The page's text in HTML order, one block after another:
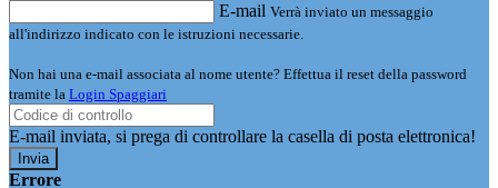
E-mail Verrà inviato un messaggio
all'indirizzo indicato con le istruzioni necessarie.
Non hai una e-mail associata al nome utente? Effettua il reset della password
tramite la Login Spaggiari
E-mail inviata, si prega di controllare la casella di posta elettronica!
Errore